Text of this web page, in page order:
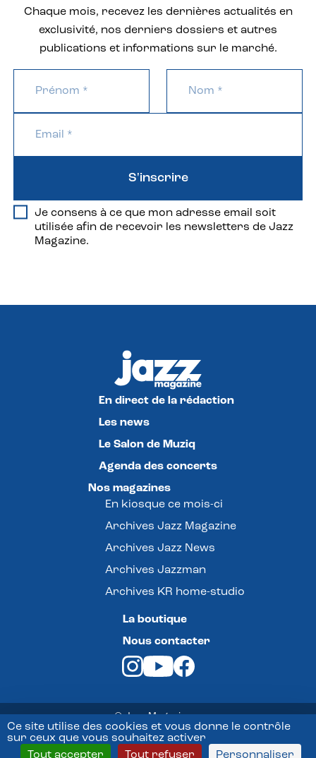
Ce site utilise des cookies et vous donne le contrôle
sur ceux que vous souhaitez activer
Tout accepter
Tout refuser Personnaliser
Chaque mois, recevez les dernières actualités en
exclusivité, nos derniers dossiers et autres
publications et informations sur le marché.
Je consens à ce que mon adresse email soit
utilisée afin de recevoir les newsletters de Jazz
Magazine.
S'inscrire
En direct de la rédaction
Les news
Le Salon de Muziq
Agenda des concerts
Nos magazines
En kiosque ce mois-ci
Archives Jazz Magazine
Archives Jazz News
Archives Jazzman
Archives KR home-studio
La boutique
Nous contacter
© Jazz Magazine -
Mentions légales